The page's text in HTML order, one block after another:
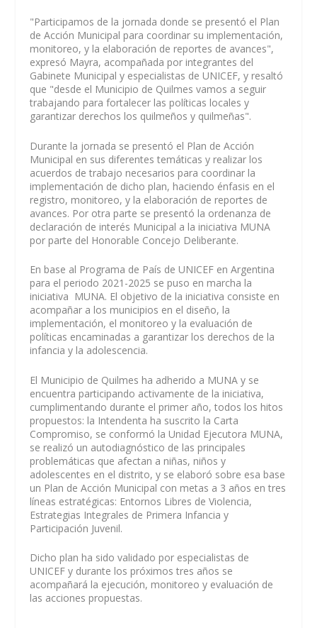
"Participamos de la jornada donde se presentó el Plan
de Acción Municipal para coordinar su implementación,
monitoreo, y la elaboración de reportes de avances",
expresó Mayra, acompañada por integrantes del
Gabinete Municipal y especialistas de UNICEF, y resaltó
que "desde el Municipio de Quilmes vamos a seguir
trabajando para fortalecer las políticas locales y
garantizar derechos los quilmeños y quilmeñas".
Durante la jornada se presentó el Plan de Acción
Municipal en sus diferentes temáticas y realizar los
acuerdos de trabajo necesarios para coordinar la
implementación de dicho plan, haciendo énfasis en el
registro, monitoreo, y la elaboración de reportes de
avances. Por otra parte se presentó la ordenanza de
declaración de interés Municipal a la iniciativa MUNA
por parte del Honorable Concejo Deliberante.
En base al Programa de País de UNICEF en Argentina
para el periodo 2021-2025 se puso en marcha la
iniciativa MUNA. El objetivo de la iniciativa consiste en
acompañar a los municipios en el diseño, la
implementación, el monitoreo y la evaluación de
políticas encaminadas a garantizar los derechos de la
infancia y la adolescencia.
El Municipio de Quilmes ha adherido a MUNA y se
encuentra participando activamente de la iniciativa,
cumplimentando durante el primer año, todos los hitos
propuestos: la Intendenta ha suscrito la Carta
Compromiso, se conformó la Unidad Ejecutora MUNA,
se realizó un autodiagnóstico de las principales
problemáticas que afectan a niñas, niños y
adolescentes en el distrito, y se elaboró sobre esa base
un Plan de Acción Municipal con metas a 3 años en tres
líneas estratégicas: Entornos Libres de Violencia,
Estrategias Integrales de Primera Infancia y
Participación Juvenil.
Dicho plan ha sido validado por especialistas de
UNICEF y durante los próximos tres años se
acompañará la ejecución, monitoreo y evaluación de
las acciones propuestas.